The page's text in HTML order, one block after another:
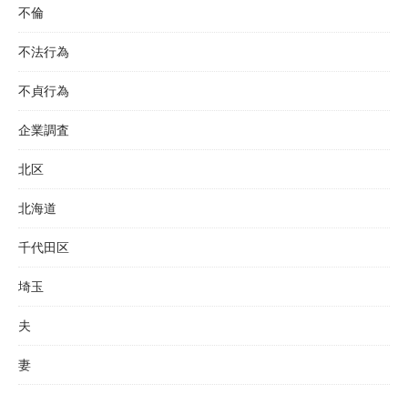
不倫
不法行為
不貞行為
企業調査
北区
北海道
千代田区
埼玉
夫
妻